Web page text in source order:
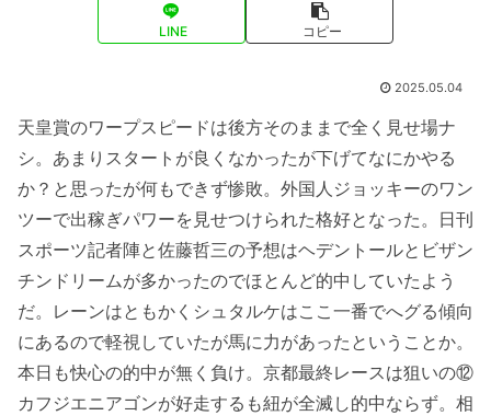
LINE コピー
2025.05.04
天皇賞のワープスピードは後方そのままで全く見せ場ナ
シ。あまりスタートが良くなかったが下げてなにかやる
か？と思ったが何もできず惨敗。外国人ジョッキーのワン
ツーで出稼ぎパワーを見せつけられた格好となった。日刊
スポーツ記者陣と佐藤哲三の予想はヘデントールとビザン
チンドリームが多かったのでほとんど的中していたよう
だ。レーンはともかくシュタルケはここ一番でへグる傾向
にあるので軽視していたが馬に力があったということか。
本日も快心の的中が無く負け。京都最終レースは狙いの⑫
カフジエニアゴンが好走するも紐が全滅し的中ならず。相